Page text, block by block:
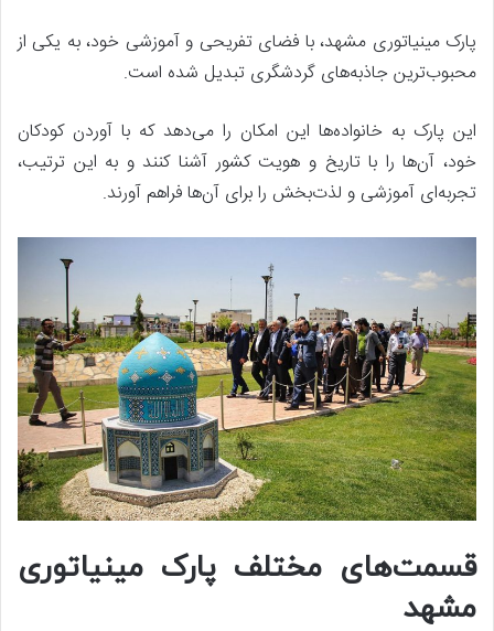
پارک مینیاتوری مشهد، با فضای تفریحی و آموزشی خود، به یکی از
محبوب‌ترین جاذبه‌های گردشگری تبدیل شده است.
این پارک به خانواده‌ها این امکان را می‌دهد که با آوردن کودکان
خود، آن‌ها را با تاریخ و هویت کشور آشنا کنند و به این ترتیب،
تجربه‌ای آموزشی و لذت‌بخش را برای آن‌ها فراهم آورند.
قسمت‌های مختلف پارک مینیاتوری
مشهد